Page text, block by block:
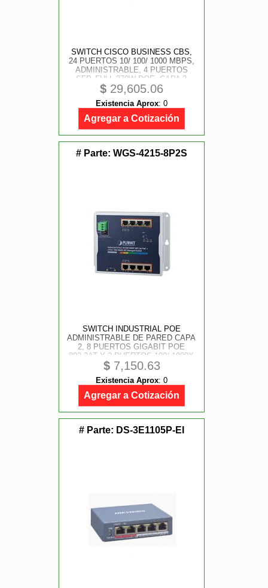
SWITCH CISCO BUSINESS CBS,
24 PUERTOS 10/ 100/ 1000 MBPS,
ADMINISTRABLE, 4 PUERTOS
SFP, FULL 370W POE, CAPA 3
$ 29,605.06
Existencia Aprox: 0
Agregar a Cotización
# Parte: WGS-4215-8P2S
SWITCH INDUSTRIAL POE
ADMINISTRABLE DE PARED CAPA
2, 8 PUERTOS GIGABIT POE
802.3AT Y 2 PUERTOS 100/ 1000X
SFP
$7,150.63
Existencia Aprox: 0
Agregar a Cotización
# Parte: DS-3E1105P-EI